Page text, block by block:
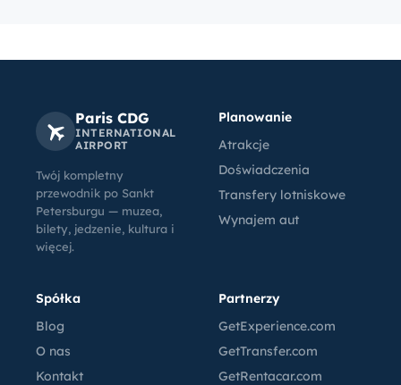
Paris CDG
INTERNATIONAL
AIRPORT
Twój kompletny
przewodnik po Sankt
Petersburgu — muzea,
bilety, jedzenie, kultura i
więcej.
Planowanie
Atrakcje
Doświadczenia
Transfery lotniskowe
Wynajem aut
Spółka
Blog
O nas
Kontakt
Partnerzy
GetExperience.com
GetTransfer.com
GetRentacar.com